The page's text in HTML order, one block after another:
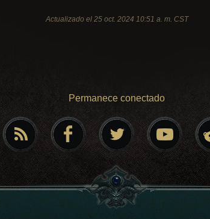
Actualizado el 25 oct. 2024 10:51 a. m. CST
Permanece conectado